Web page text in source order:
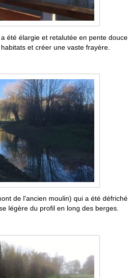
été élargie et retalutée en pente douce
et créer une vaste frayère.
de l'ancien moulin) qui a été défriché
légère du profil en long des berges.